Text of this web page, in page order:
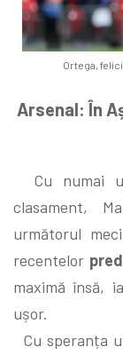
Ortega,
Arsenal: În
Cu numai
clasament,
următorul
recentelor
maximă însă,
ușor.
Cu speranța